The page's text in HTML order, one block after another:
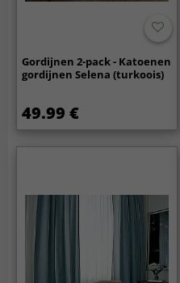
Gordijnen 2-pack - Katoenen
gordijnen Selena (turkoois)
49.99 €